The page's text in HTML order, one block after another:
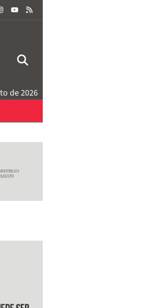
INSTAGRAM
de 2026